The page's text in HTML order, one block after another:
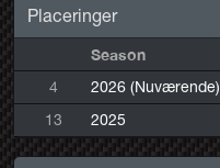
Placeringer
Season
4 2026 (Nuværende)
13
2025